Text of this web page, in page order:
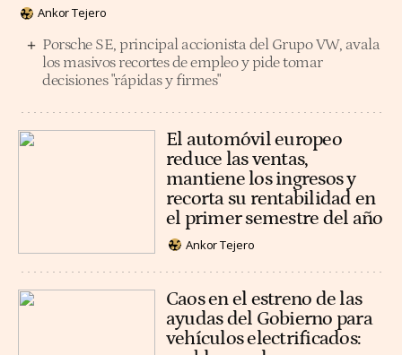
Ankor Tejero
Porsche SE, principal accionista del Grupo VW, avala
los masivos recortes de empleo y pide tomar
decisiones "rápidas y firmes"
El automóvil europeo
reduce las ventas,
mantiene los ingresos y
recorta su rentabilidad en
el primer semestre del año
Ankor Tejero
Caos en el estreno de las
ayudas del Gobierno para
vehículos electrificados: